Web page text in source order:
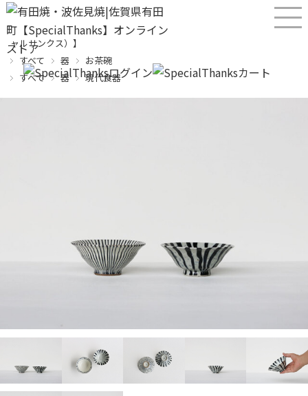
産直！有田焼、波佐見焼オンラインショップ【SPECIALTHANKS（スペシ
ャルサンクス）】
すべて
器
お茶碗
すべて
器 現代食器